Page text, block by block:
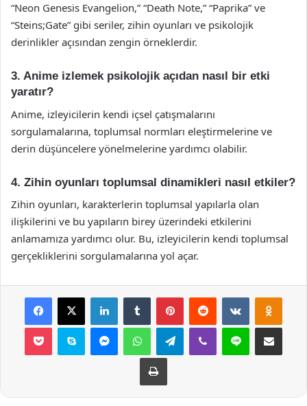
“Neon Genesis Evangelion,” “Death Note,” “Paprika” ve
“Steins;Gate” gibi seriler, zihin oyunları ve psikolojik
derinlikler açısından zengin örneklerdir.
3. Anime izlemek psikolojik açıdan nasıl bir etki
yaratır?
Anime, izleyicilerin kendi içsel çatışmalarını
sorgulamalarına, toplumsal normları eleştirmelerine ve
derin düşüncelere yönelmelerine yardımcı olabilir.
4. Zihin oyunları toplumsal dinamikleri nasıl etkiler?
Zihin oyunları, karakterlerin toplumsal yapılarla olan
ilişkilerini ve bu yapıların birey üzerindeki etkilerini
anlamamıza yardımcı olur. Bu, izleyicilerin kendi toplumsal
gerçekliklerini sorgulamalarına yol açar.
Facebook
X LinkedInTumblr PinterestReddit VKontakte
Pocket Skype MessengerWhatsAppTelegramViber Line E-Posta ile
Yazdır